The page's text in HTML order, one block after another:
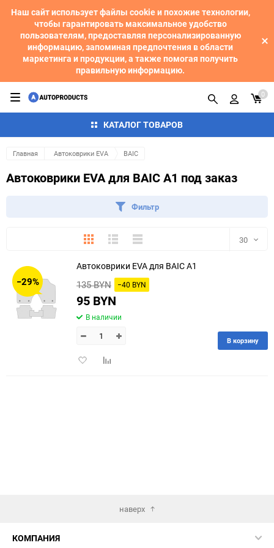
Наш сайт использует файлы cookie и похожие технологии,
чтобы гарантировать максимальное удобство
пользователям, предоставляя персонализированную
информацию, запоминая предпочтения в области
маркетинга и продукции, а также помогая получить
правильную информацию.
КАТАЛОГ ТОВАРОВ
0
Главная Автоковрики EVA BAIC
Автоковрики EVA для BAIC A1 под заказ
Фильтр
ПлиткаПодробноКомпактно 30
150
−29%
Автоковрики EVA для BAIC A1
135 BYN −40 BYN
95 BYN
В наличии
ДобавитьДобавить
В корзину
наверх
КОМПАНИЯ